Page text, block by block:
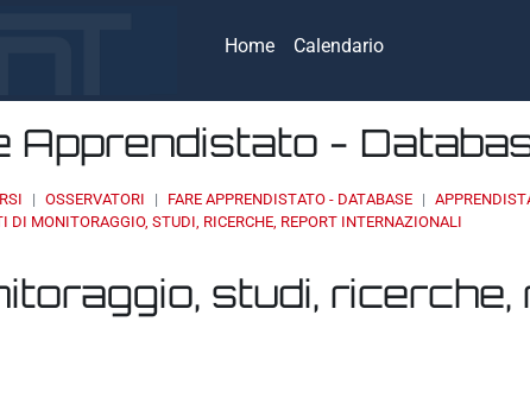
Home Calendario
Apprendistato -
OSSERVATORI FARE APPRENDISTATO - DATABASE
DI MONITORAGGIO, STUDI, RICERCHE, REPORT INTERNAZIONALI
studi,